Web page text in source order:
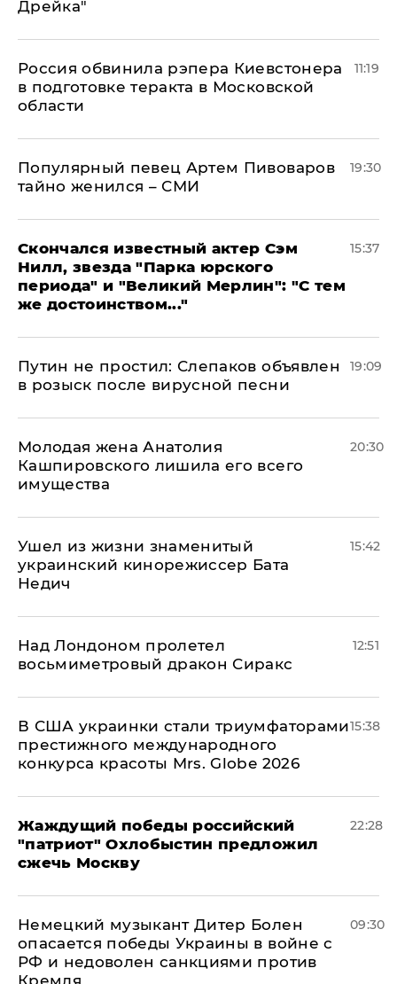
Дрейка"
Россия обвинила рэпера Киевстонера
в подготовке теракта в Московской
области
11:19
Популярный певец Артем Пивоваров
тайно женился – СМИ
19:30
Скончался известный актер Сэм
Нилл, звезда "Парка юрского
периода" и "Великий Мерлин": "С тем
же достоинством..."
15:37
Путин не простил: Слепаков объявлен
в розыск после вирусной песни
19:09
Молодая жена Анатолия
Кашпировского лишила его всего
имущества
20:30
Ушел из жизни знаменитый
украинский кинорежиссер Бата
Недич
15:42
Над Лондоном пролетел
восьмиметровый дракон Сиракс
12:51
В США украинки стали триумфаторами
престижного международного
конкурса красоты Mrs. Globe 2026
15:38
Жаждущий победы российский
"патриот" Охлобыстин предложил
сжечь Москву
22:28
Немецкий музыкант Дитер Болен
опасается победы Украины в войне с
РФ и недоволен санкциями против
09:30